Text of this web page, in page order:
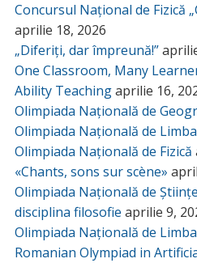
Concursul Național de Fizică
aprilie 18, 2026
„Diferiți, dar împreună!”
One Classroom, Many
Ability Teachingaprilie 16,
Olimpiada Națională de
Olimpiada Națională de
Olimpiada Națională de Fizică
«Chants, sons sur scène»
Olimpiada Națională de
disciplina filosofie aprilie 9,
Olimpiada Națională de
Romanian Olympiad in